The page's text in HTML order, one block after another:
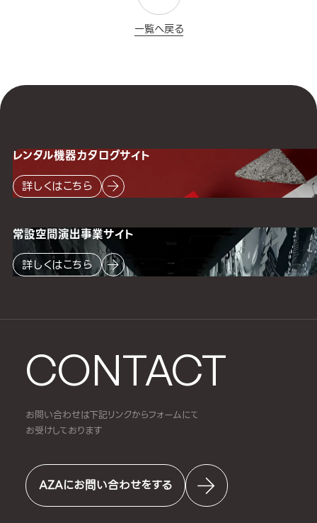
一覧へ戻る
CONTACT
お問い合わせは下記リンクからフォームにて
お受けしております
AZAにお問い合わせをする
レンタル機器カタログサイト
詳しくはこちら
常設空間演出事業サイト
詳しくはこちら